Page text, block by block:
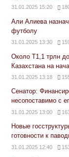
31.01.2025 15:20
Али Алиева
футболу
31.01.2025 13:30
Около Т1,1 трлн
Казахстана на
31.01.2025 13:18
Сенатор:
несопоставимо с
31.01.2025 13:00
Новые
готовности к
31.01.2025 12:40